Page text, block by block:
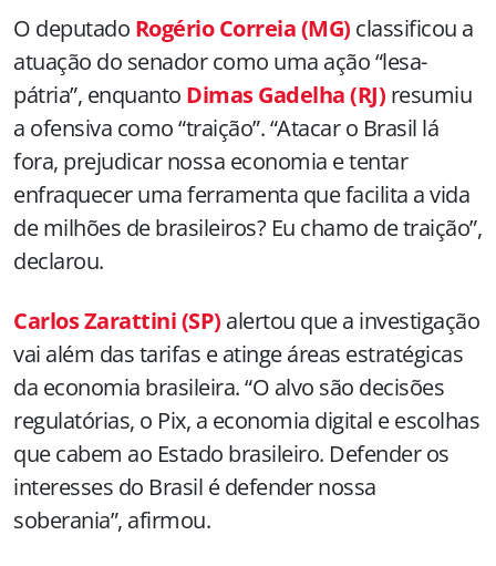
O deputado Rogério Correia (MG) classificou a
atuação do senador como uma ação “lesa-
pátria”, enquanto Dimas Gadelha (RJ) resumiu
a ofensiva como “traição”. “Atacar o Brasil lá
fora, prejudicar nossa economia e tentar
enfraquecer uma ferramenta que facilita a vida
de milhões de brasileiros? Eu chamo de traição”,
declarou.
Carlos Zarattini (SP) alertou que a investigação
vai além das tarifas e atinge áreas estratégicas
da economia brasileira. “O alvo são decisões
regulatórias, o Pix, a economia digital e escolhas
que cabem ao Estado brasileiro. Defender os
interesses do Brasil é defender nossa
soberania”, afirmou.